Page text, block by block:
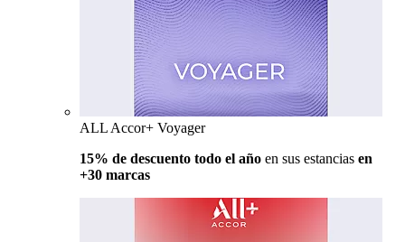
ALL Accor+ Voyager
15% de descuento todo el año en sus estancias en
+30 marcas